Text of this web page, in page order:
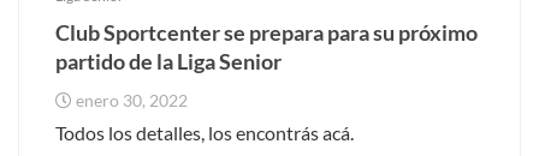
Club Sportcenter se prepara para su próximo
partido de la Liga Senior
enero 30, 2022
Todos los detalles, los encontrás acá.